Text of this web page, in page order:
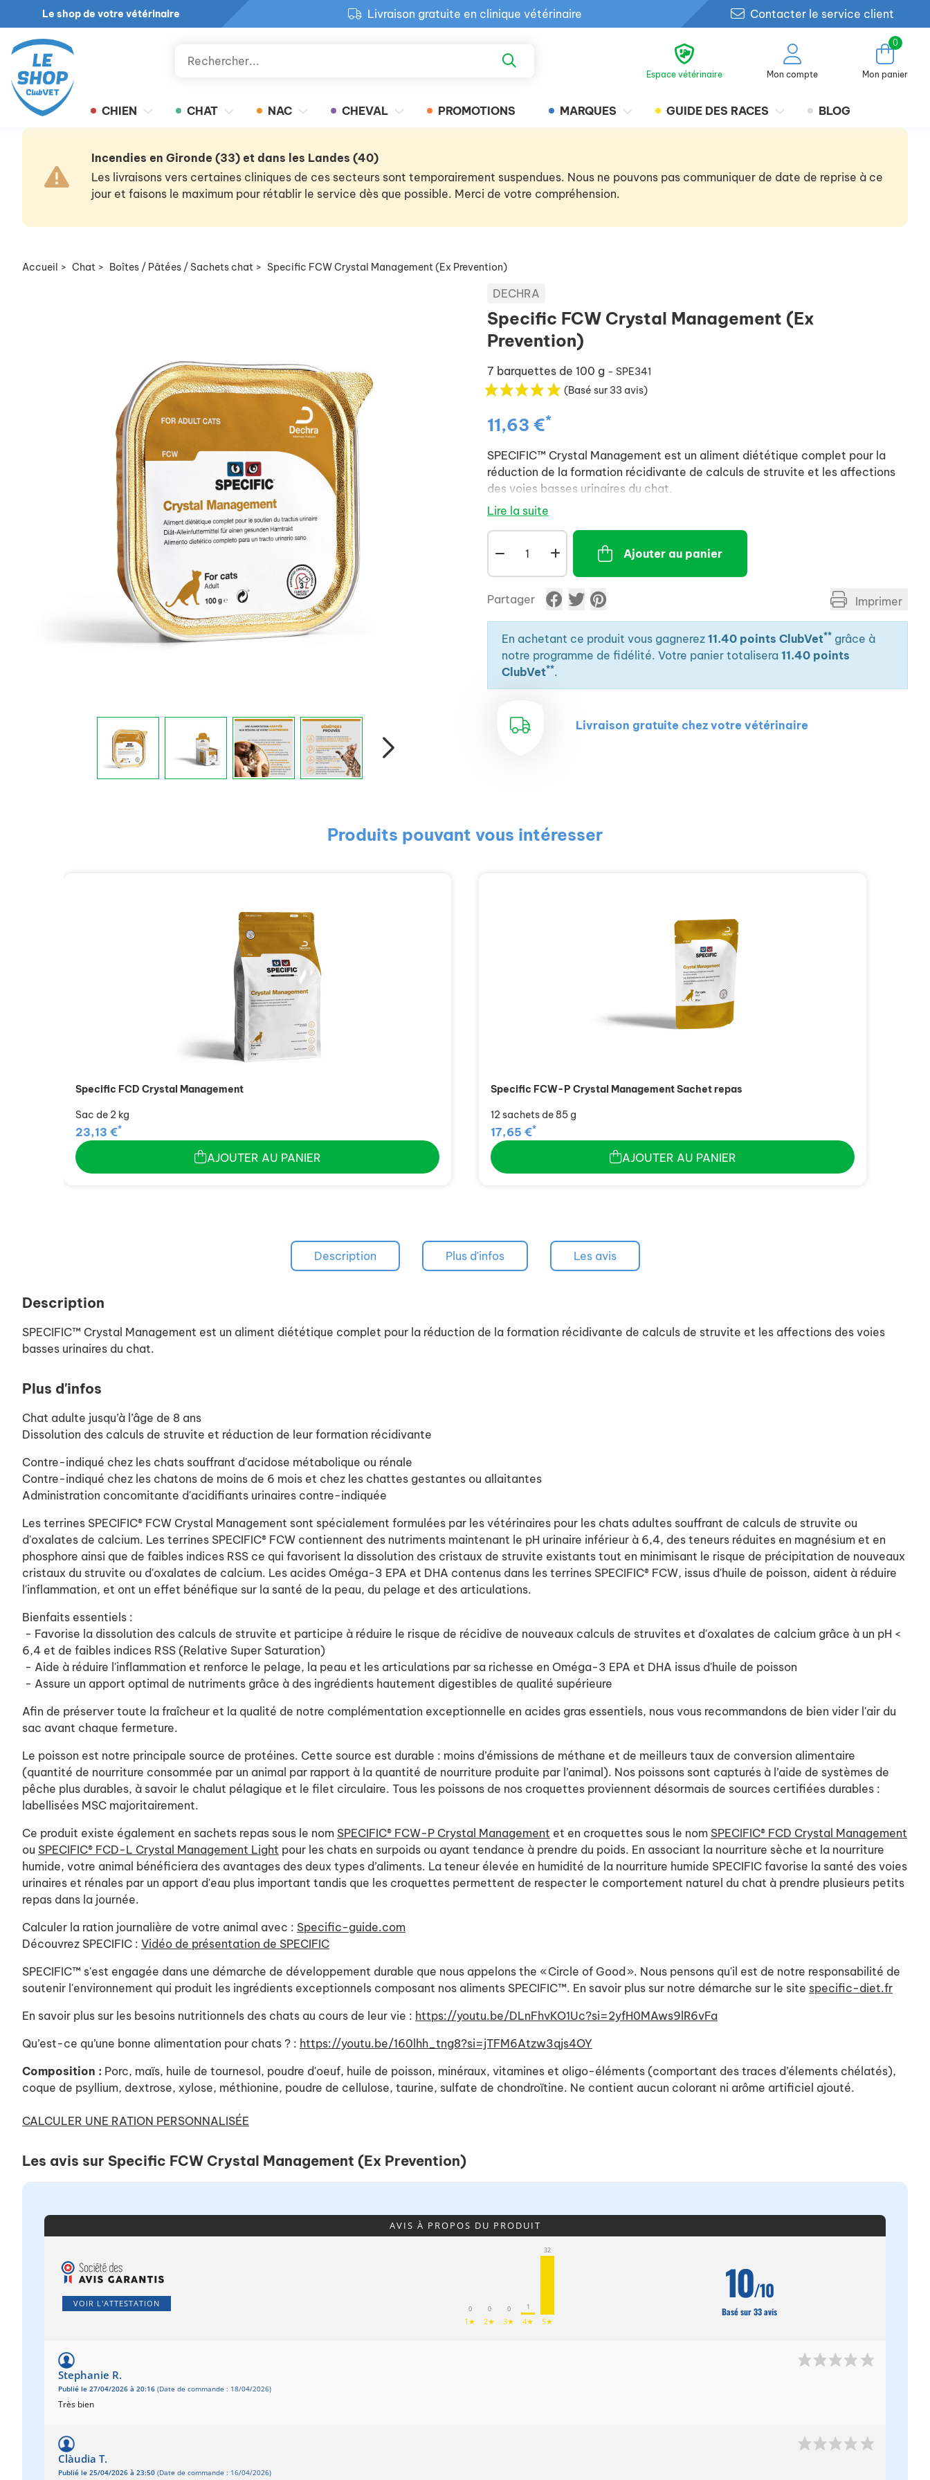
Le shop de votre vétérinaire
Livraison gratuite en clinique vétérinaire
Retour produit gratuit en clinique
Contacter le service client
Espace vétérinaire Mon compte
0
Mon panier
CHIEN CHAT NAC CHEVAL PROMOTIONS MARQUES GUIDE DES RACES BLOG
Incendies en Gironde (33) et dans les Landes (40)
Les livraisons vers certaines cliniques de ces secteurs sont temporairement suspendues. Nous ne pouvons pas communiquer de date de reprise à ce
jour et faisons le maximum pour rétablir le service dès que possible. Merci de votre compréhension.
Accueil > Chat > Boîtes / Pâtées / Sachets chat > Specific FCW Crystal Management (Ex Prevention)
DECHRA
Specific FCW Crystal Management (Ex
Prevention)
7 barquettes de 100 g - SPE341
(Basé sur 33 avis)
11,63 €*
SPECIFIC™ Crystal Management est un aliment diététique complet pour la
réduction de la formation récidivante de calculs de struvite et les affections
des voies basses urinaires du chat.
Lire la suite
Ajouter au panier
Partager Imprimer
En achetant ce produit vous gagnerez 11.40 points ClubVet** grâce à
notre programme de fidélité. Votre panier totalisera 11.40 points
ClubVet**.
Livraison gratuite chez votre vétérinaire
Produits pouvant vous intéresser
Specific FCD Crystal Management
Sac de 2 kg
23,13 €*
AJOUTER AU PANIER
Specific FCW-P Crystal Management Sachet repas
12 sachets de 85 g
17,65 €*
AJOUTER AU PANIER
Description Plus d'infos Les avis
Description
SPECIFIC™ Crystal Management est un aliment diététique complet pour la réduction de la formation récidivante de calculs de struvite et les affections des voies
basses urinaires du chat.
Plus d'infos
Chat adulte jusqu’à l’âge de 8 ans
Dissolution des calculs de struvite et réduction de leur formation récidivante
Contre-indiqué chez les chats souffrant d'acidose métabolique ou rénale
Contre-indiqué chez les chatons de moins de 6 mois et chez les chattes gestantes ou allaitantes
Administration concomitante d'acidifiants urinaires contre-indiquée
Les terrines SPECIFIC® FCW Crystal Management sont spécialement formulées par les vétérinaires pour les chats adultes souffrant de calculs de struvite ou
d'oxalates de calcium. Les terrines SPECIFIC® FCW contiennent des nutriments maintenant le pH urinaire inférieur à 6,4, des teneurs réduites en magnésium et en
phosphore ainsi que de faibles indices RSS ce qui favorisent la dissolution des cristaux de struvite existants tout en minimisant le risque de précipitation de nouveaux
cristaux du struvite ou d'oxalates de calcium. Les acides Oméga-3 EPA et DHA contenus dans les terrines SPECIFIC® FCW, issus d'huile de poisson, aident à réduire
l'inflammation, et ont un effet bénéfique sur la santé de la peau, du pelage et des articulations.
Bienfaits essentiels :
- Favorise la dissolution des calculs de struvite et participe à réduire le risque de récidive de nouveaux calculs de struvites et d'oxalates de calcium grâce à un pH <
6,4 et de faibles indices RSS (Relative Super Saturation)
- Aide à réduire l'inflammation et renforce le pelage, la peau et les articulations par sa richesse en Oméga-3 EPA et DHA issus d'huile de poisson
- Assure un apport optimal de nutriments grâce à des ingrédients hautement digestibles de qualité supérieure
Afin de préserver toute la fraîcheur et la qualité de notre complémentation exceptionnelle en acides gras essentiels, nous vous recommandons de bien vider l'air du
sac avant chaque fermeture.
Le poisson est notre principale source de protéines. Cette source est durable : moins d’émissions de méthane et de meilleurs taux de conversion alimentaire
(quantité de nourriture consommée par un animal par rapport à la quantité de nourriture produite par l’animal). Nos poissons sont capturés à l’aide de systèmes de
pêche plus durables, à savoir le chalut pélagique et le filet circulaire. Tous les poissons de nos croquettes proviennent désormais de sources certifiées durables :
labellisées MSC majoritairement.
Ce produit existe également en sachets repas sous le nom SPECIFIC® FCW-P Crystal Management et en croquettes sous le nom SPECIFIC® FCD Crystal Management
ou SPECIFIC® FCD-L Crystal Management Light pour les chats en surpoids ou ayant tendance à prendre du poids. En associant la nourriture sèche et la nourriture
humide, votre animal bénéficiera des avantages des deux types d’aliments. La teneur élevée en humidité de la nourriture humide SPECIFIC favorise la santé des voies
urinaires et rénales par un apport d'eau plus important tandis que les croquettes permettent de respecter le comportement naturel du chat à prendre plusieurs petits
repas dans la journée.
Calculer la ration journalière de votre animal avec : Specific-guide.com
Découvrez SPECIFIC : Vidéo de présentation de SPECIFIC
SPECIFIC™ s'est engagée dans une démarche de développement durable que nous appelons the « Circle of Good ». Nous pensons qu'il est de notre responsabilité de
soutenir l'environnement qui produit les ingrédients exceptionnels composant nos aliments SPECIFIC™. En savoir plus sur notre démarche sur le site specific-diet.fr
En savoir plus sur les besoins nutritionnels des chats au cours de leur vie : https://youtu.be/DLnFhvKO1Uc?si=2yfH0MAws9lR6vFa
Qu’est-ce qu’une bonne alimentation pour chats ? : https://youtu.be/160lhh_tng8?si=jTFM6Atzw3qjs4OY
Composition : Porc, maïs, huile de tournesol, poudre d'oeuf, huile de poisson, minéraux, vitamines et oligo-éléments (comportant des traces d’élements chélatés),
coque de psyllium, dextrose, xylose, méthionine, poudre de cellulose, taurine, sulfate de chondroïtine. Ne contient aucun colorant ni arôme artificiel ajouté.
CALCULER UNE RATION PERSONNALISÉE
Les avis sur Specific FCW Crystal Management (Ex Prevention)
AVIS À PROPOS DU PRODUIT
VOIR L'ATTESTATION
0
1★
0
2★
0
3★
1
4★
32
5★
10/10
Basé sur 33 avis
Stephanie R.
Publié le 27/04/2026 à 20:16 (Date de commande : 18/04/2026)
Très bien
Clàudia T.
Publié le 25/04/2026 à 23:50 (Date de commande : 16/04/2026)